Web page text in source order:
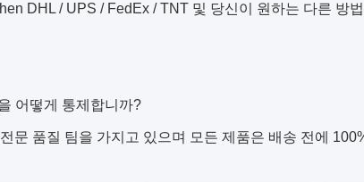
DHL / UPS / FedEx / TNT 및 당신이 원하는 다른 방
어떻게 통제합니까?
문 품질 팀을 가지고 있으며 모든 제품은 배송 전에